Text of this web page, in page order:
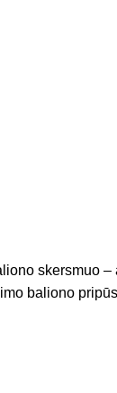
skersmuo
baliono